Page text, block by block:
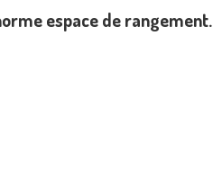
espace de rangement.